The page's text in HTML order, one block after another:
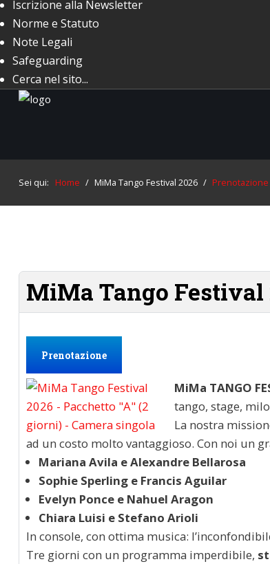
Iscrizione alla Newsletter
Norme e Statuto
Note Legali
Safeguarding
Cerca nel sito...
Sei qui: Home / MiMa Tango Festival 2026 / Prenotazione
MiMa Tango Festival
Prenotazione
MiMa TANGO
tango, stage,
La nostra
ad un costo molto vantaggioso. Con noi un
Mariana Avila e Alexandre Bellarosa
Sophie Sperling e Francis Aguilar
Evelyn Ponce e Nahuel Aragon
Chiara Luisi e Stefano Arioli
In console, con ottima musica:
Tre giorni con un programma imperdibile,